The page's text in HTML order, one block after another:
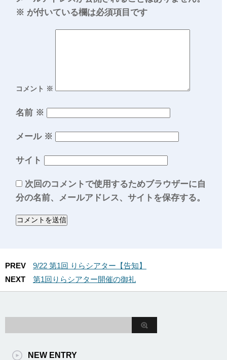
※ が付いている欄は必須項目です
コメント ※
名前 ※
メール ※
サイト
次回のコメントで使用するためブラウザーに自
分の名前、メールアドレス、サイトを保存する。
PREV
9/22 第1回 りらシアター【告知】
NEXT
第1回りらシアター開催の御礼
NEW ENTRY